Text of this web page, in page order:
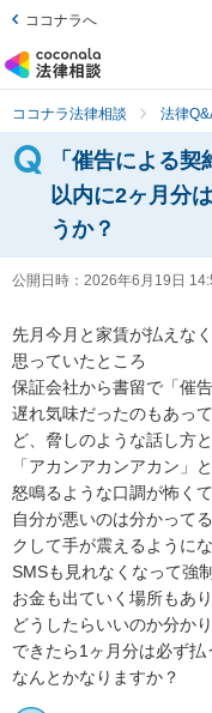
ココナラへ
ココナラ法律相談 法律
「催告による
以内に2ヶ月分
うか？
公開日時： 2026年6月19日
先月今月と家賃が払えな
思っていたところ
保証会社から書留で「催
遅れ気味だったのもあっ
ど、脅しのような話し方と
「アカンアカンアカン」
怒鳴るような口調が怖く
自分が悪いのは分かって
クして手が震えるように
SMSも見れなくなって強
お金も出ていく場所もあ
どうしたらいいのか分か
できたら1ヶ月分は必ず
なんとかなりますか？